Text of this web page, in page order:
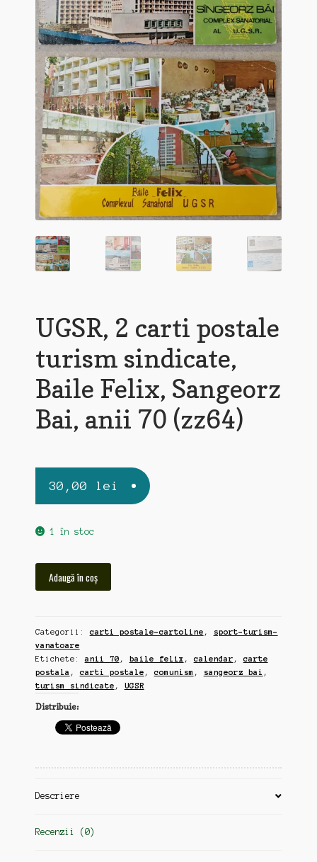
UGSR, 2 carti postale
turism sindicate,
Baile Felix, Sangeorz
Bai, anii 70 (zz64)
30,00 lei
1 în stoc
postale
turism
sindicate,
Baile
Felix,
Sangeorz
Adaugă în coș
Categorii:carti postale-cartoline ,
sport-turism-
vanatoare
Etichete:anii 70 , baile felix ,calendar ,carte
postala ,carti postale ,comunism , sangeorz bai ,
turism sindicate , UGSR
Distribuie:
Descriere
Recenzii (0)